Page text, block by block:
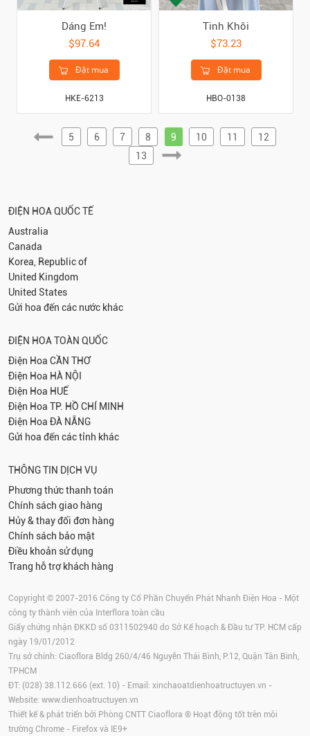
Dáng Em!
$97.64
Đặt mua
HKE-6213
Tinh Khôi
$73.23
Đặt mua
HBO-0138
5 6 7 8 9 10 11
12
13
ĐIỆN HOA QUỐC TẾ
Australia
Canada
Korea, Republic of
United Kingdom
United States
Gửi hoa đến các nước khác
ĐIỆN HOA TOÀN QUỐC
Điện Hoa CẦN THƠ
Điện Hoa HÀ NỘI
Điện Hoa HUẾ
Điện Hoa TP. HỒ CHÍ MINH
Điện Hoa ĐÀ NẴNG
Gửi hoa đến các tỉnh khác
THÔNG TIN DỊCH VỤ
Phương thức thanh toán
Chính sách giao hàng
Hủy & thay đổi đơn hàng
Chính sách bảo mật
Điều khoản sử dụng
Trang hỗ trợ khách hàng
Copyright © 2007-2016 Công ty Cổ Phần Chuyển Phát Nhanh Điện Hoa - Một
công ty thành viên của Interflora toàn cầu
Giấy chứng nhận ĐKKD số 0311502940 do Sở Kế hoạch & Đầu tư TP. HCM cấp
ngày 19/01/2012
Trụ sở chính: Ciaoflora Bldg 260/4/46 Nguyễn Thái Bình, P.12, Quận Tân Bình,
TPHCM
ĐT: (028) 38.112.666 (ext. 10) - Email: xinchaoatdienhoatructuyen.vn -
Website: www.dienhoatructuyen.vn
Thiết kế & phát triển bởi Phòng CNTT Ciaoflora ® Hoạt động tốt trên môi
trường Chrome - Firefox và IE9+